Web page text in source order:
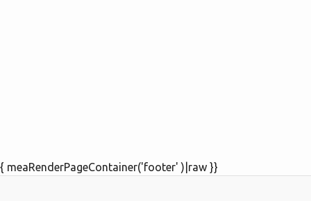
{ meaRenderPageContainer('footer' )|raw }}